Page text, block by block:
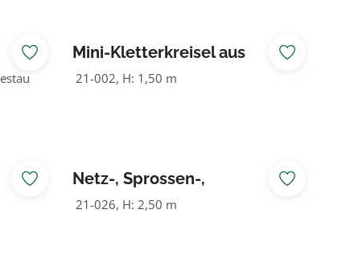
Mini-Kletterkreisel aus
Herkulestau
21-002, H: 1,50 m
Netz-, Sprossen-,
Climbingwand
21-026, H: 2,50 m